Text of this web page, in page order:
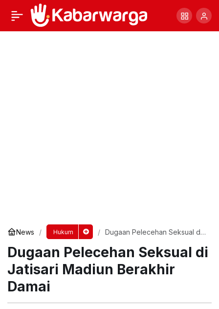
News Hukum
Dugaan Pelecehan Seksual di
Dugaan Pelecehan Seksual di
Jatisari Madiun Berakhir
Damai